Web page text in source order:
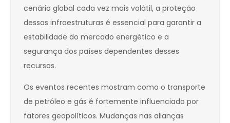
cenário global cada vez mais volátil, a proteção
dessas infraestruturas é essencial para garantir a
estabilidade do mercado energético e a
segurança dos países dependentes desses
recursos.
Os eventos recentes mostram como o transporte
de petróleo e gás é fortemente influenciado por
fatores geopolíticos. Mudanças nas alianças